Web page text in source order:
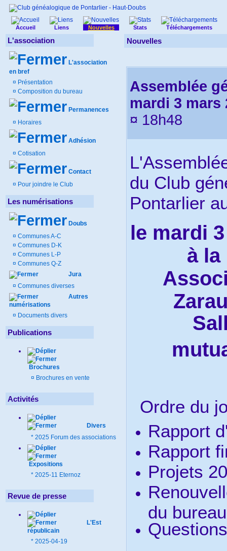
Accueil Liens Nouvelles Stats Téléchargements
L'association
L'association
en bref
¤ Présentation
¤ Composition du bureau
Permanences
¤ Horaires
Adhésion
¤ Cotisation
Contact
¤ Pour joindre le Club
Les numérisations
Doubs
¤ Communes A-C
¤ Communes D-K
¤ Communes L-P
¤ Communes Q-Z
Jura
¤ Communes diverses
Autres
numérisations
¤ Documents divers
Publications
Brochures
¤ Brochures en vente
Activités
Divers
* 2025 Forum des associations
Expositions
* 2025-11 Eternoz
Revue de presse
L'Est
républicain
* 2025-04-19
Nouvelles
Assemblée
mardi 3 mars
¤ 18h48
du Club
Pontarlier
le mardi
à la
Ordre du
Rapport
Rapport
Projets
du bureau